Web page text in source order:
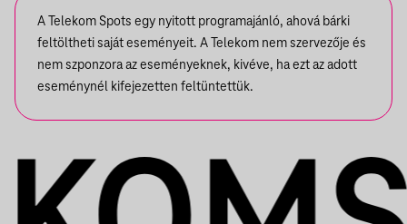
A Telekom Spots egy nyitott programajánló, ahová bárki
feltöltheti saját eseményeit. A Telekom nem szervezője és
nem szponzora az eseményeknek, kivéve, ha ezt az adott
eseménynél kifejezetten feltüntettük.